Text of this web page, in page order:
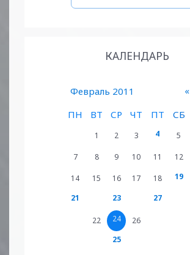
КАЛЕНДАРЬ
«
Февраль 2011
ПН
ВТ СР ЧТ ПТ СБ
1 2 3 4 5
7 8 9 10 11 12
14 15 16 17 18 19
21
22
23
24
25
26
27